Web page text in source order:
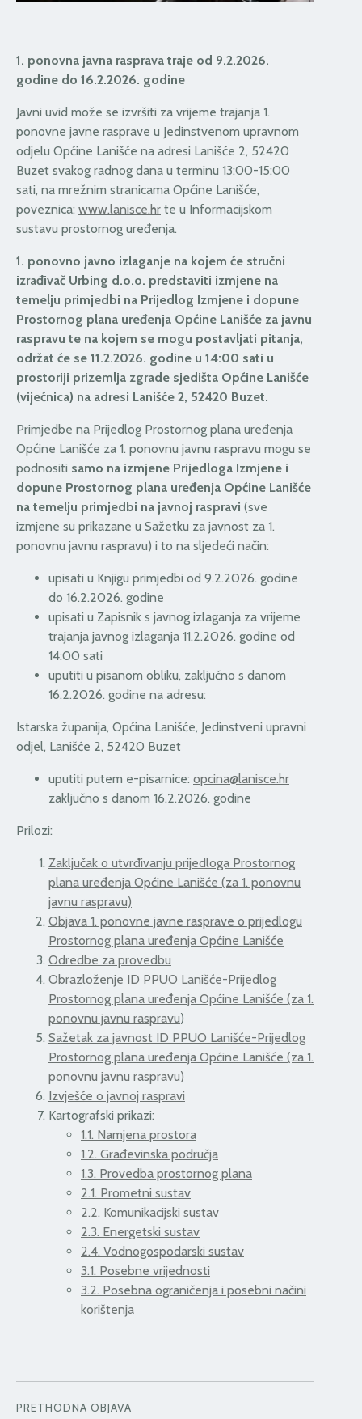
1. ponovna javna rasprava traje od 9.2.2026.
godine do 16.2.2026. godine
Javni uvid može se izvršiti za vrijeme trajanja 1.
ponovne javne rasprave u Jedinstvenom upravnom
odjelu Općine Lanišće na adresi Lanišće 2, 52420
Buzet svakog radnog dana u terminu 13:00-15:00
sati, na mrežnim stranicama Općine Lanišće,
poveznica: www.lanisce.hr te u Informacijskom
sustavu prostornog uređenja.
1. ponovno javno izlaganje na kojem će stručni
izrađivač Urbing d.o.o. predstaviti izmjene na
temelju primjedbi na Prijedlog Izmjene i dopune
Prostornog plana uređenja Općine Lanišće za javnu
raspravu te na kojem se mogu postavljati pitanja,
održat će se 11.2.2026. godine u 14:00 sati u
prostoriji prizemlja zgrade sjedišta Općine Lanišće
(vijećnica) na adresi Lanišće 2, 52420 Buzet.
Primjedbe na Prijedlog Prostornog plana uređenja
Općine Lanišće za 1. ponovnu javnu raspravu mogu se
podnositi samo na izmjene Prijedloga Izmjene i
dopune Prostornog plana uređenja Općine Lanišće
na temelju primjedbi na javnoj raspravi (sve
izmjene su prikazane u Sažetku za javnost za 1.
ponovnu javnu raspravu) i to na sljedeći način:
upisati u Knjigu primjedbi od 9.2.2026. godine
do 16.2.2026. godine
upisati u Zapisnik s javnog izlaganja za vrijeme
trajanja javnog izlaganja 11.2.2026. godine od
14:00 sati
uputiti u pisanom obliku, zaključno s danom
16.2.2026. godine na adresu:
Istarska županija, Općina Lanišće, Jedinstveni upravni
odjel, Lanišće 2, 52420 Buzet
uputiti putem e-pisarnice: opcina@lanisce.hr
zaključno s danom 16.2.2026. godine
Prilozi:
Zaključak o utvrđivanju prijedloga Prostornog
plana uređenja Općine Lanišće (za 1. ponovnu
javnu raspravu)
Objava 1. ponovne javne rasprave o prijedlogu
Prostornog plana uređenja Općine Lanišće
Odredbe za provedbu
Obrazloženje ID PPUO Lanišće-Prijedlog
Prostornog plana uređenja Općine Lanišće (za 1.
ponovnu javnu raspravu)
Sažetak za javnost ID PPUO Lanišće-Prijedlog
Prostornog plana uređenja Općine Lanišće (za 1.
ponovnu javnu raspravu)
Izvješće o javnoj raspravi
Kartografski prikazi:
1.1. Namjena prostora
1.2. Građevinska područja
1.3. Provedba prostornog plana
2.1. Prometni sustav
2.2. Komunikacijski sustav
2.3. Energetski sustav
2.4. Vodnogospodarski sustav
3.1. Posebne vrijednosti
3.2. Posebna ograničenja i posebni načini
korištenja
PRETHODNA OBJAVA